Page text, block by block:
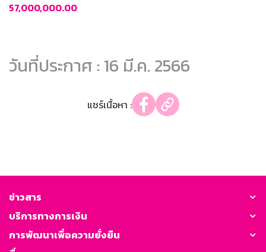
57,000,000.00
วันที่ประกาศ : 16 มี.ค. 2566
แชร์เนื้อหา :
ข่าวสาร
บริการทางการเงิน
การพัฒนาเพื่อความยั่งยืน